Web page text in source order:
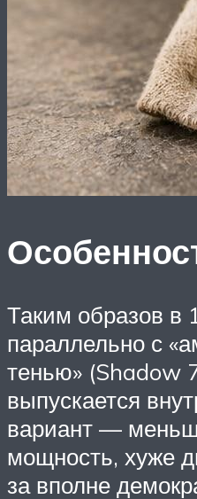
Таким образов в
параллельно с
тенью» (Shadow
выпускается
вариант —
мощность, хуже
за вполне